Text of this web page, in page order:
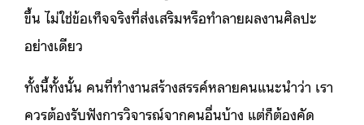
ขึ้น ไม่ใช่ข้อเท็จจริงที่ส่งเสริมหรือทำลายผลงานศิลปะ
อย่างเดียว
ทั้งนี้ทั้งนั้น คนที่ทำงานสร้างสรรค์หลายคนแนะนำว่า เรา
ควรต้องรับฟังการวิจารณ์จากคนอื่นบ้าง แต่ก็ต้องคัด